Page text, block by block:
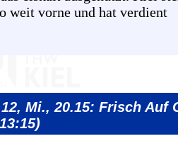
weit vorne und hat verdient
Mi., 20.15: Frisch Auf